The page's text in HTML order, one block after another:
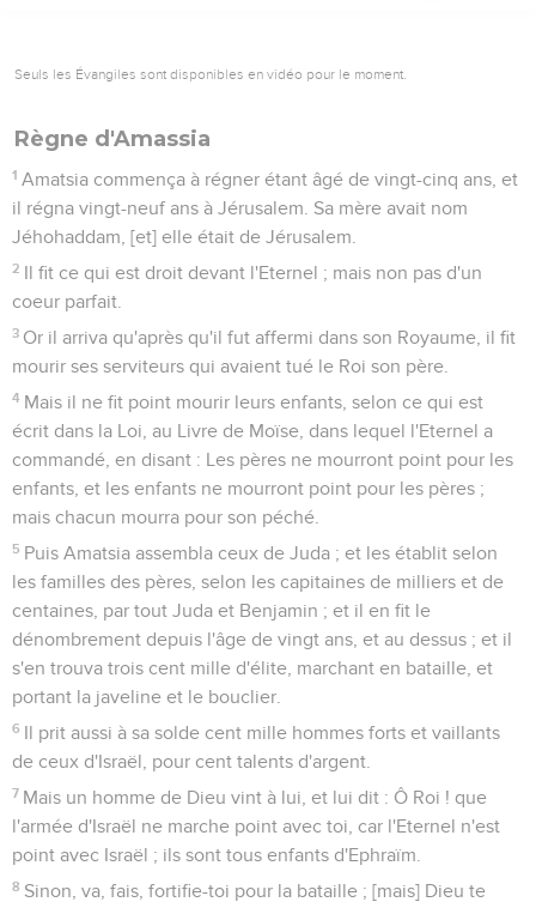
Seuls les Évangiles sont disponibles en vidéo pour le moment.
Règne d'Amassia
1 Amatsia commença à régner étant âgé de vingt-cinq ans, et
il régna vingt-neuf ans à Jérusalem. Sa mère avait nom
Jéhohaddam, [et] elle était de Jérusalem.
2 Il fit ce qui est droit devant l'Eternel ; mais non pas d'un
coeur parfait.
3 Or il arriva qu'après qu'il fut affermi dans son Royaume, il fit
mourir ses serviteurs qui avaient tué le Roi son père.
4 Mais il ne fit point mourir leurs enfants, selon ce qui est
écrit dans la Loi, au Livre de Moïse, dans lequel l'Eternel a
commandé, en disant : Les pères ne mourront point pour les
enfants, et les enfants ne mourront point pour les pères ;
mais chacun mourra pour son péché.
5 Puis Amatsia assembla ceux de Juda ; et les établit selon
les familles des pères, selon les capitaines de milliers et de
centaines, par tout Juda et Benjamin ; et il en fit le
dénombrement depuis l'âge de vingt ans, et au dessus ; et il
s'en trouva trois cent mille d'élite, marchant en bataille, et
portant la javeline et le bouclier.
6 Il prit aussi à sa solde cent mille hommes forts et vaillants
de ceux d'Israël, pour cent talents d'argent.
7 Mais un homme de Dieu vint à lui, et lui dit : Ô Roi ! que
l'armée d'Israël ne marche point avec toi, car l'Eternel n'est
point avec Israël ; ils sont tous enfants d'Ephraïm.
8 Sinon, va, fais, fortifie-toi pour la bataille ; [mais] Dieu te